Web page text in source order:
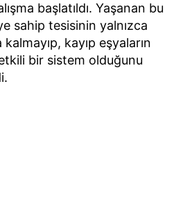
başlatıldı. Yaşanan bu
sahip tesisinin yalnızca
kayıp eşyaların
bir sistem olduğunu